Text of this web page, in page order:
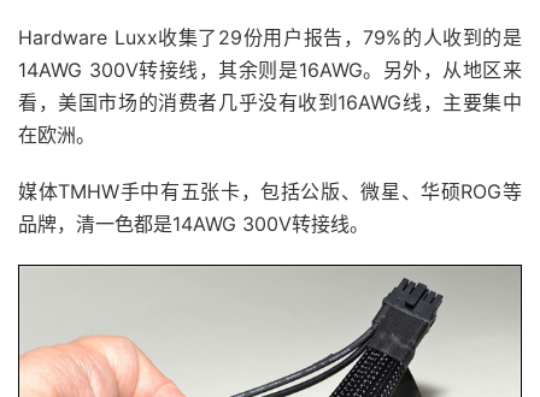
Hardware Luxx收集了29份用户报告，79%的人收到的是
14AWG 300V转接线，其余则是16AWG。另外，从地区来
看，美国市场的消费者几乎没有收到16AWG线，主要集中
在欧洲。
媒体TMHW手中有五张卡，包括公版、微星、华硕ROG等
品牌，清一色都是14AWG 300V转接线。